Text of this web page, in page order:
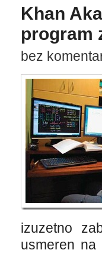
Khan
program
bez
izuzetno
usmeren